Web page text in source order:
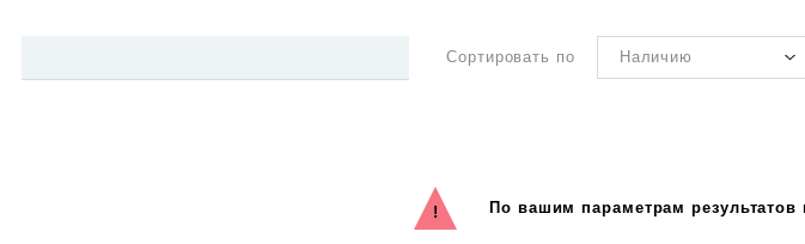
Сортировать по Наличию
По вашим параметрам